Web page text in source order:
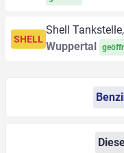
SHELL
Shell Tankstelle,
Wuppertal